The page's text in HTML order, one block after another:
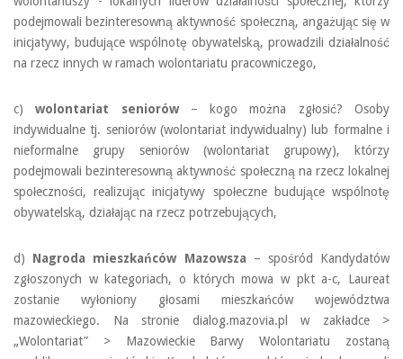
podejmowali bezinteresowną aktywność społeczną, angażując się w
inicjatywy, budujące wspólnotę obywatelską, prowadzili działalność
na rzecz innych w ramach wolontariatu pracowniczego,
c)wolontariat seniorów– kogo można zgłosić? Osoby
indywidualne tj. seniorów (wolontariat indywidualny) lub formalne i
nieformalne grupy seniorów (wolontariat grupowy), którzy
podejmowali bezinteresowną aktywność społeczną na rzecz lokalnej
społeczności, realizując inicjatywy społeczne budujące wspólnotę
obywatelską, działając na rzecz potrzebujących,
d) Nagroda mieszkańców Mazowsza – spośród Kandydatów
zgłoszonych w kategoriach, o których mowa w pkt a-c, Laureat
zostanie wyłoniony głosami mieszkańców województwa
mazowieckiego. Na stronie dialog.mazovia.pl w zakładce >
„Wolontariat” > Mazowieckie Barwy Wolontariatu zostaną